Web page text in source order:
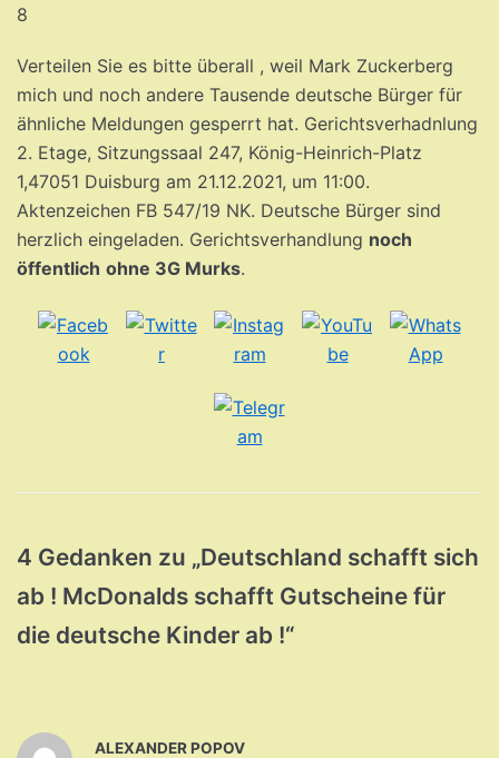
8
Verteilen Sie es bitte überall , weil Mark Zuckerberg
mich und noch andere Tausende deutsche Bürger für
ähnliche Meldungen gesperrt hat. Gerichtsverhadnlung
2. Etage, Sitzungssaal 247, König-Heinrich-Platz
1,47051 Duisburg am 21.12.2021, um 11:00.
Aktenzeichen FB 547/19 NK. Deutsche Bürger sind
herzlich eingeladen. Gerichtsverhandlung noch
öffentlich ohne 3G Murks.
4 Gedanken zu „Deutschland schafft sich
ab ! McDonalds schafft Gutscheine für
die deutsche Kinder ab !“
ALEXANDER POPOV